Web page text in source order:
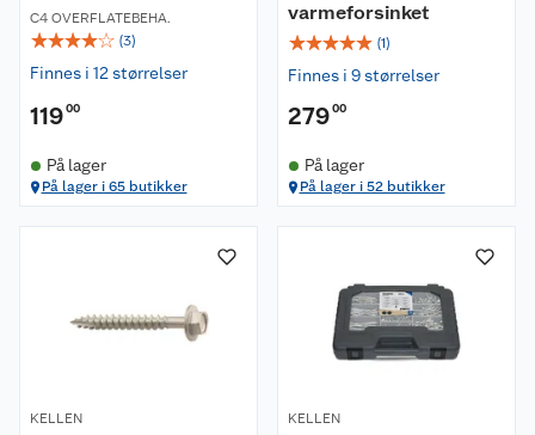
C4 OVERFLATEBEHA.
☆☆☆☆☆ (3)
Finnes i 12 størrelser
11900
På lager
På lager i 65 butikker
varmeforsinket
☆☆☆☆☆ (1)
Finnes i 9 størrelser
27900
På lager
På lager i 52 butikker
KELLEN KELLEN